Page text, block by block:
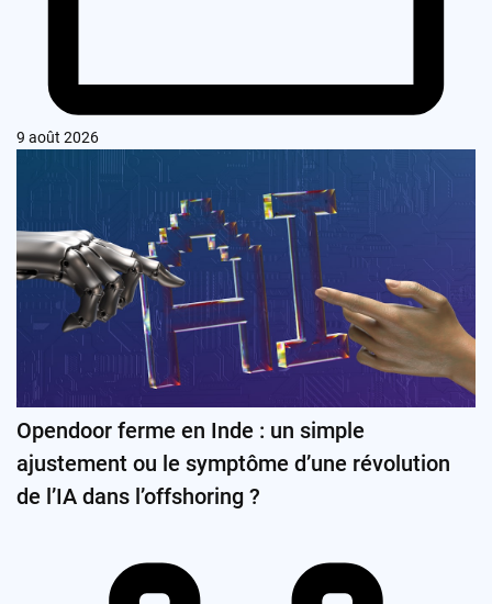
9 août 2026
Opendoor ferme en Inde : un simple
ajustement ou le symptôme d’une révolution
de l’IA dans l’offshoring ?